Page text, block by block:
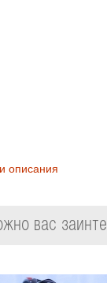
описания
вас